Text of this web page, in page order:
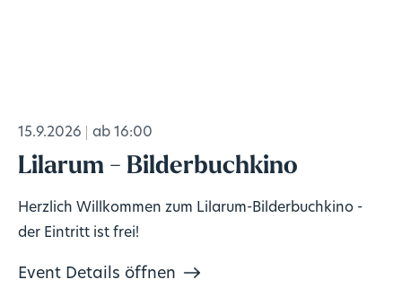
15.9.2026 ab 16:00
Lilarum - Bilderbuchkino
Herzlich Willkommen zum Lilarum-Bilderbuchkino -
der Eintritt ist frei!
Event Details öffnen